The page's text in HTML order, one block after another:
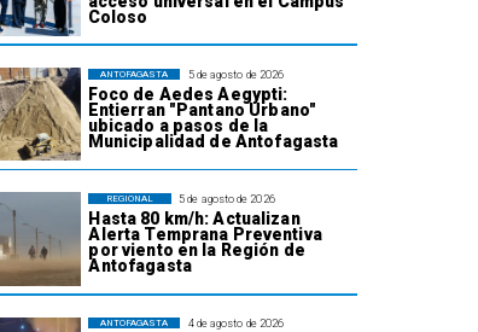
Coloso
5 de agosto de 2026
Foco de Aedes Aegypti:
Entierran "Pantano Urbano"
ubicado a pasos de la
Municipalidad de Antofagasta
ANTOFAGASTA
5 de agosto de 2026
Hasta 80 km/h: Actualizan
Alerta Temprana Preventiva
por viento en la Región de
Antofagasta
REGIONAL
4 de agosto de 2026
ANTOFAGASTA